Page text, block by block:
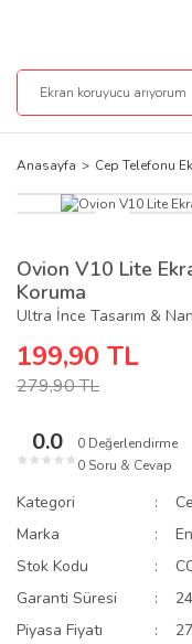
Anasayfa Cep Telefonu
Ovion V10 Lite
Koruma
Ultra İnce Tasarım &
199,90 TL
279,90 TL
0.0
★ ★ ★ ★ ★
0 Değerlendirme
0 Soru & Cevap
Kategori
Marka
Stok Kodu
Garanti Süresi
Piyasa Fiyatı